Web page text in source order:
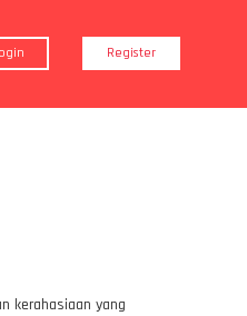
Register
kerahasiaan yang